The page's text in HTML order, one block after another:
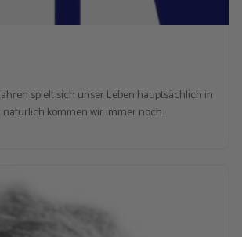
spielt sich unser Leben hauptsächlich in
natürlich kommen wir immer noch…